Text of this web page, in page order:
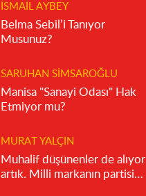
İSMAIL AYBEY
Belma Sebil’i Tanıyor
Musunuz?
SARUHAN SIMSAROĞLU
Manisa "Sanayi Odası" Hak
Etmiyor mu?
MURAT YALÇIN
Muhalif düşünenler de alıyor
artık. Milli markanın partisi